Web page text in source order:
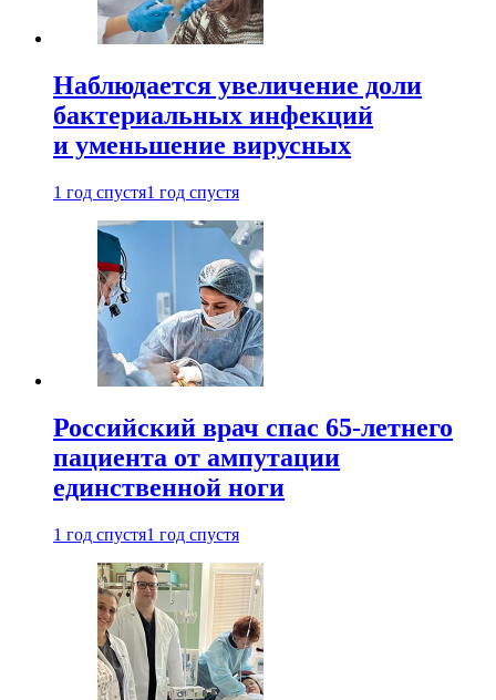
Наблюдается увеличение доли
бактериальных инфекций
и уменьшение вирусных
1 год спустя1 год спустя
Российский врач спас 65-летнего
пациента от ампутации
единственной ноги
1 год спустя1 год спустя